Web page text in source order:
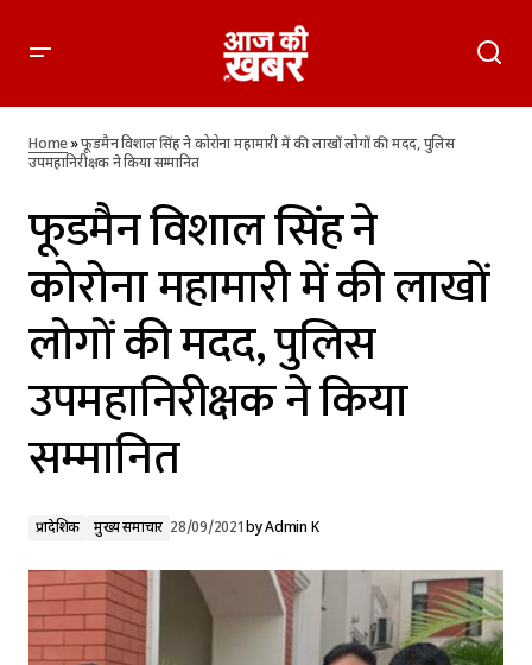
उपमहानिरीक्षक ने किया सम्मानित
Home»फूडमैन विशाल सिंह ने कोरोना महामारी में की लाखों लोगों की मदद, पुलिस
उपमहानिरीक्षक ने किया सम्मानित
फूडमैन विशाल सिंह ने
कोरोना महामारी में की लाखों
लोगों की मदद, पुलिस
उपमहानिरीक्षक ने किया
सम्मानित
प्रादेशिक मुख्य समाचार 28/09/2021byAdmin K